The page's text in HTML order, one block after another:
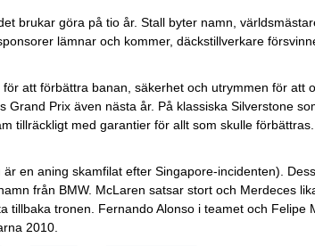
brukar göra på tio år. Stall byter namn,
lämnar och kommer, däckstillverkare
att förbättra banan, säkerhet och utrymmen för att
Prix även nästa år. På klassiska Silverstone
tillräckligt med garantier för allt som skulle
en aning skamfilat efter Singapore-incidenten).
från BMW. McLaren satsar stort och Merdeces
tronen. Fernando Alonso i teamet och Felipe
2010.